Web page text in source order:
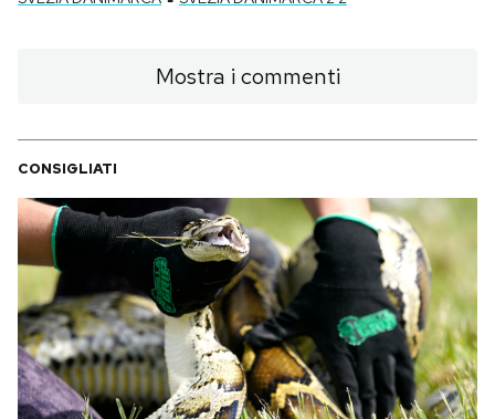
Mostra i commenti
CONSIGLIATI